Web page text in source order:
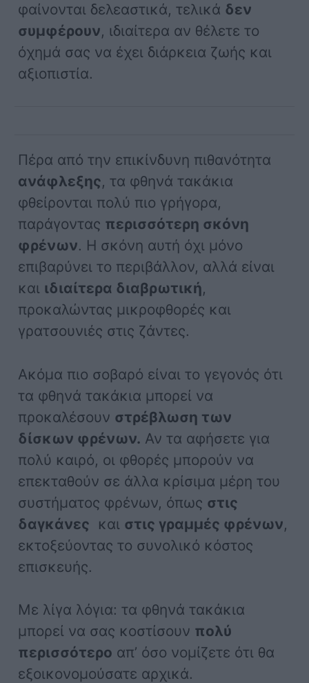
φαίνονται δελεαστικά, τελικά δεν
συμφέρουν, ιδιαίτερα αν θέλετε το
όχημά σας να έχει διάρκεια ζωής και
αξιοπιστία.
Πέρα από την επικίνδυνη πιθανότητα
ανάφλεξης, τα φθηνά τακάκια
φθείρονται πολύ πιο γρήγορα,
παράγοντας περισσότερη σκόνη
φρένων. Η σκόνη αυτή όχι μόνο
επιβαρύνει το περιβάλλον, αλλά είναι
και ιδιαίτερα διαβρωτική,
προκαλώντας μικροφθορές και
γρατσουνιές στις ζάντες.
Ακόμα πιο σοβαρό είναι το γεγονός ότι
τα φθηνά τακάκια μπορεί να
προκαλέσουν στρέβλωση των
δίσκων φρένων. Αν τα αφήσετε για
πολύ καιρό, οι φθορές μπορούν να
επεκταθούν σε άλλα κρίσιμα μέρη του
συστήματος φρένων, όπως στις
δαγκάνες και στις γραμμές φρένων,
εκτοξεύοντας το συνολικό κόστος
επισκευής.
Με λίγα λόγια: τα φθηνά τακάκια
μπορεί να σας κοστίσουν πολύ
περισσότερο απ’ όσο νομίζετε ότι θα
εξοικονομούσατε αρχικά.